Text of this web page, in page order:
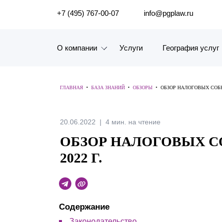
ПОИСК ПО САЙТУ
+7 (495) 767-00-07 info@pgplaw.ru
О компании
Наш опыт
Рейтинги, Награды, Цифры
Карьера
История компании
Услуги География услуг
ГЛАВНАЯ • БАЗА ЗНАНИЙ • ОБЗОРЫ • ОБЗОР НАЛОГОВЫХ
20.06.2022 4 мин. на чтение
ОБЗОР НАЛОГОВЫХ
2022 Г.
Содержание